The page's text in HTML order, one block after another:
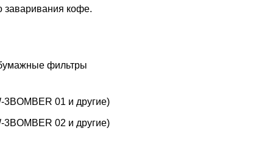
заваривания кофе.
фильтры
01 и другие)
02 и другие)